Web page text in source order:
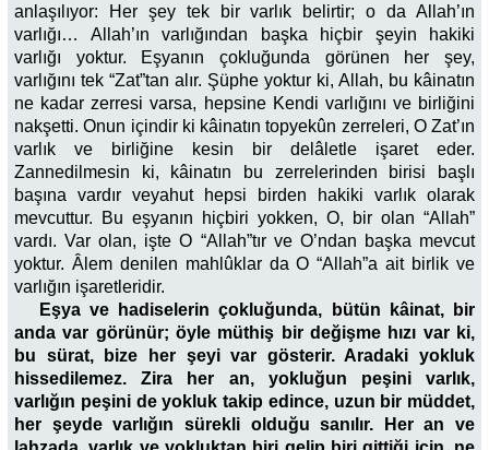
anlaşılıyor: Her şey tek bir varlık belirtir; o da Allah’ın
varlığı… Allah’ın varlığından başka hiçbir şeyin hakiki
varlığı yoktur. Eşyanın çokluğunda görünen her şey,
varlığını tek “Zat”tan alır. Şüphe yoktur ki, Allah, bu kâinatın
ne kadar zerresi varsa, hepsine Kendi varlığını ve birliğini
nakşetti. Onun içindir ki kâinatın topyekûn zerreleri, O Zat’ın
varlık ve birliğine kesin bir delâletle işaret eder.
Zannedilmesin ki, kâinatın bu zerrelerinden birisi başlı
başına vardır veyahut hepsi birden hakiki varlık olarak
mevcuttur. Bu eşyanın hiçbiri yokken, O, bir olan “Allah”
vardı. Var olan, işte O “Allah”tır ve O’ndan başka mevcut
yoktur. Âlem denilen mahlûklar da O “Allah”a ait birlik ve
varlığın işaretleridir.
Eşya ve hadiselerin çokluğunda, bütün kâinat, bir
anda var görünür; öyle müthiş bir değişme hızı var ki,
bu sürat, bize her şeyi var gösterir. Aradaki yokluk
hissedilemez. Zira her an, yokluğun peşini varlık,
varlığın peşini de yokluk takip edince, uzun bir müddet,
her şeyde varlığın sürekli olduğu sanılır. Her an ve